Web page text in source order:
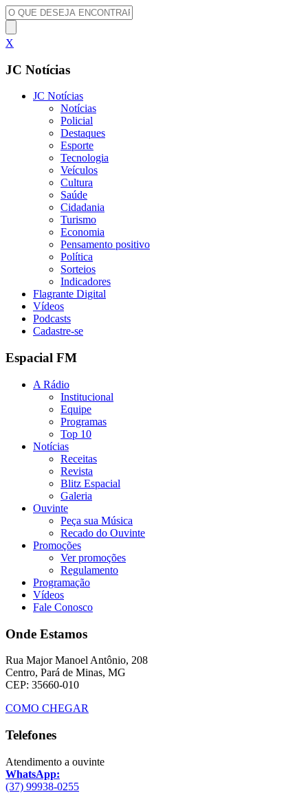
X
JC Notícias
JC Notícias
Notícias
Policial
Destaques
Esporte
Tecnologia
Veículos
Cultura
Saúde
Cidadania
Turismo
Economia
Pensamento positivo
Política
Sorteios
Indicadores
Flagrante Digital
Vídeos
Podcasts
Cadastre-se
Espacial FM
A Rádio
Institucional
Equipe
Programas
Top 10
Notícias
Receitas
Revista
Blitz Espacial
Galeria
Ouvinte
Peça sua Música
Recado do Ouvinte
Promoções
Ver promoções
Regulamento
Programação
Vídeos
Fale Conosco
Onde Estamos
Rua Major Manoel Antônio, 208
Centro, Pará de Minas, MG
CEP: 35660-010
COMO CHEGAR
Telefones
Atendimento a ouvinte
WhatsApp:
(37) 99938-0255